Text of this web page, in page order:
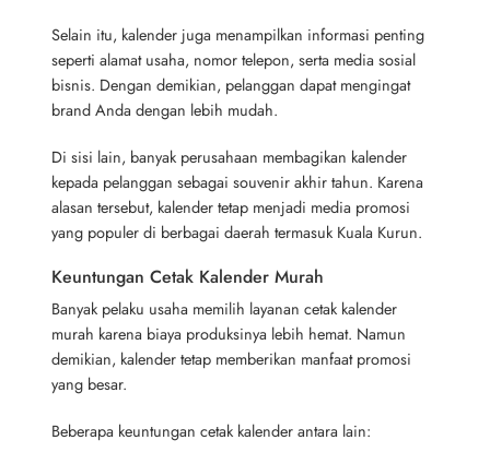
Selain itu, kalender juga menampilkan informasi penting
seperti alamat usaha, nomor telepon, serta media sosial
bisnis. Dengan demikian, pelanggan dapat mengingat
brand Anda dengan lebih mudah.
Di sisi lain, banyak perusahaan membagikan kalender
kepada pelanggan sebagai souvenir akhir tahun. Karena
alasan tersebut, kalender tetap menjadi media promosi
yang populer di berbagai daerah termasuk Kuala Kurun.
Keuntungan Cetak Kalender Murah
Banyak pelaku usaha memilih layanan cetak kalender
murah karena biaya produksinya lebih hemat. Namun
demikian, kalender tetap memberikan manfaat promosi
yang besar.
Beberapa keuntungan cetak kalender antara lain: